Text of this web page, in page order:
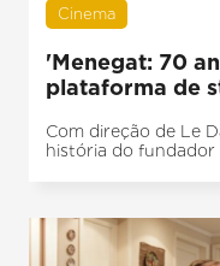
Cinema
'Menegat: 70
plataforma de
Com direção de Le
história do